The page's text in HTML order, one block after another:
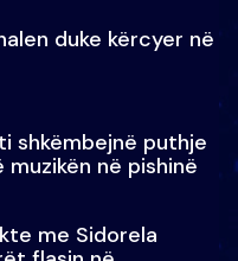
duke kërcyer në
shkëmbejnë puthje
muzikën në pishinë
me Sidorela